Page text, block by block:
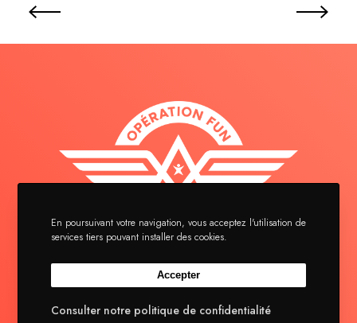
La brigade
Séjours
Actualités
En poursuivant votre navigation, vous acceptez l'utilisation de
services tiers pouvant installer des cookies.
Consulter notre politique de confidentialité
Accepter